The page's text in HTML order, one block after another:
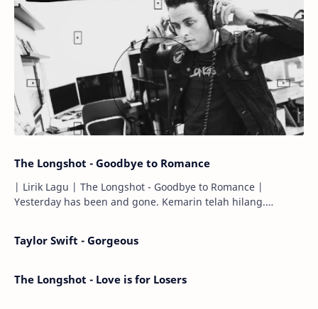
The Longshot - Goodbye to Romance
| Lirik Lagu | The Longshot - Goodbye to Romance |
Yesterday has been and gone. Kemarin telah hilang.
Taylor Swift - Gorgeous
The Longshot - Love is for Losers